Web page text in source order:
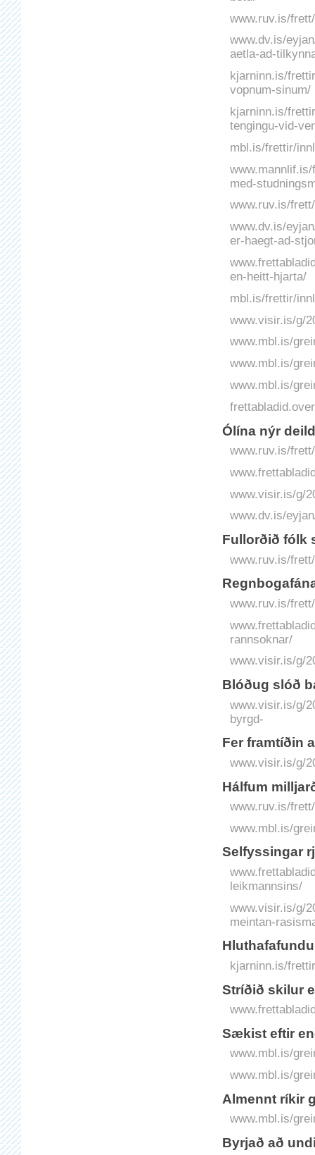
www.ruv.is/
www.dv.is/
aetla-ad-
kjarninn.is/
vopnum-sinum/
kjarninn.is/
tengingu-vid-
mbl.is/frettir/
med-
www.ruv.is/
www.dv.is/
er-haegt-ad-
en-heitt-hjarta/
mbl.is/frettir/
www.visir.is/g/
www.mbl.is/
www.mbl.is/
www.mbl.is/
Ólína nýr
www.ruv.is/
www.visir.is/g/
www.dv.is/
Fullorðið fólk
www.ruv.is/
www.ruv.is/
rannsoknar/
www.visir.is/g/
Blóðug slóð
www.visir.is/g/
byrgd-
Fer framtíðin
www.visir.is/g/
Hálfum
www.ruv.is/
www.mbl.is/
Selfyssingar
leikmannsins/
www.visir.is/g/
meintan-
kjarninn.is/
Stríð­ið skil­ur
Sækist eftir
www.mbl.is/
www.mbl.is/
Almennt ríkir
www.mbl.is/
Byrjað að